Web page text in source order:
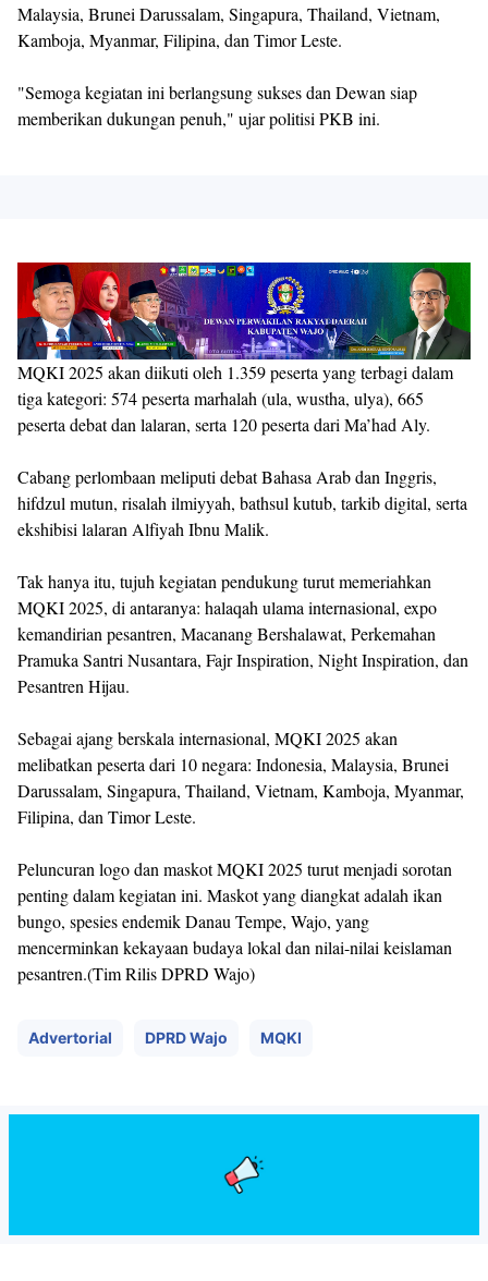
Malaysia, Brunei Darussalam, Singapura, Thailand, Vietnam,
Kamboja, Myanmar, Filipina, dan Timor Leste.
"Semoga kegiatan ini berlangsung sukses dan Dewan siap
memberikan dukungan penuh," ujar politisi PKB ini.
MQKI 2025 akan diikuti oleh 1.359 peserta yang terbagi dalam
tiga kategori: 574 peserta marhalah (ula, wustha, ulya), 665
peserta debat dan lalaran, serta 120 peserta dari Ma’had Aly.
Cabang perlombaan meliputi debat Bahasa Arab dan Inggris,
hifdzul mutun, risalah ilmiyyah, bathsul kutub, tarkib digital, serta
ekshibisi lalaran Alfiyah Ibnu Malik.
Tak hanya itu, tujuh kegiatan pendukung turut memeriahkan
MQKI 2025, di antaranya: halaqah ulama internasional, expo
kemandirian pesantren, Macanang Bershalawat, Perkemahan
Pramuka Santri Nusantara, Fajr Inspiration, Night Inspiration, dan
Pesantren Hijau.
Sebagai ajang berskala internasional, MQKI 2025 akan
melibatkan peserta dari 10 negara: Indonesia, Malaysia, Brunei
Darussalam, Singapura, Thailand, Vietnam, Kamboja, Myanmar,
Filipina, dan Timor Leste.
Peluncuran logo dan maskot MQKI 2025 turut menjadi sorotan
penting dalam kegiatan ini. Maskot yang diangkat adalah ikan
bungo, spesies endemik Danau Tempe, Wajo, yang
mencerminkan kekayaan budaya lokal dan nilai-nilai keislaman
pesantren.(Tim Rilis DPRD Wajo)
Advertorial DPRD Wajo MQKI